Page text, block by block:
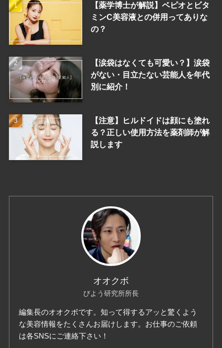
【薬学博士が解説】ベピオとビタ
ミンC美容液との併用ってありな
の？
【涙袋はなくても可愛い？】涙袋
がない・目立たない芸能人を年代
別に紹介！
【注意】ヒルドイドは顔にも塗れ
る？正しい使用方法を薬剤師が解
説します
オオクボ
びよう研究所所長
編集長のオオクボです。知って得するアッと驚くよう
な美容情報をたくさんお届けします。お仕事のご依頼
は各SNSにご連絡下さい！